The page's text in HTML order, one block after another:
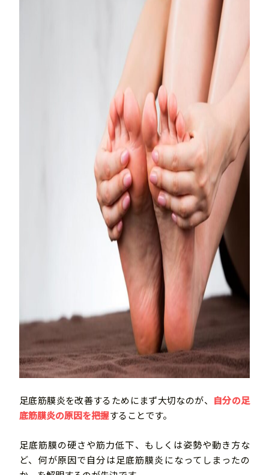
足底筋膜炎を改善するためにまず大切なのが、 自分の足
底筋膜炎の原因を把握することです。
足底筋膜の硬さや筋力低下、もしくは姿勢や動き方な
ど、何が原因で自分は足底筋膜炎になってしまったの